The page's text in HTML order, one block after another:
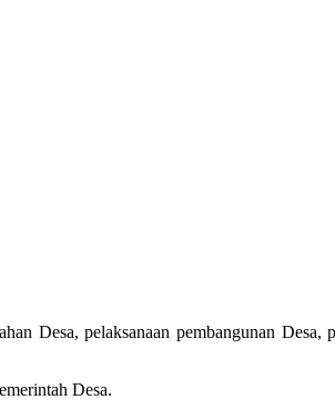
Desa, pelaksanaan pembangunan Desa,
Desa.